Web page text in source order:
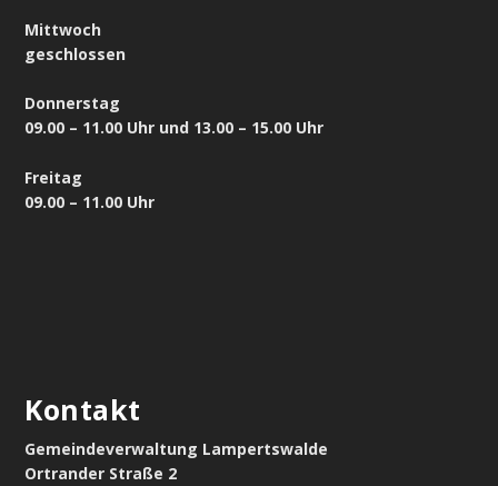
Mittwoch
geschlossen
Donnerstag
09.00 – 11.00 Uhr und 13.00 – 15.00 Uhr
Freitag
09.00 – 11.00 Uhr
Kontakt
Gemeindeverwaltung Lampertswalde
Ortrander Straße 2